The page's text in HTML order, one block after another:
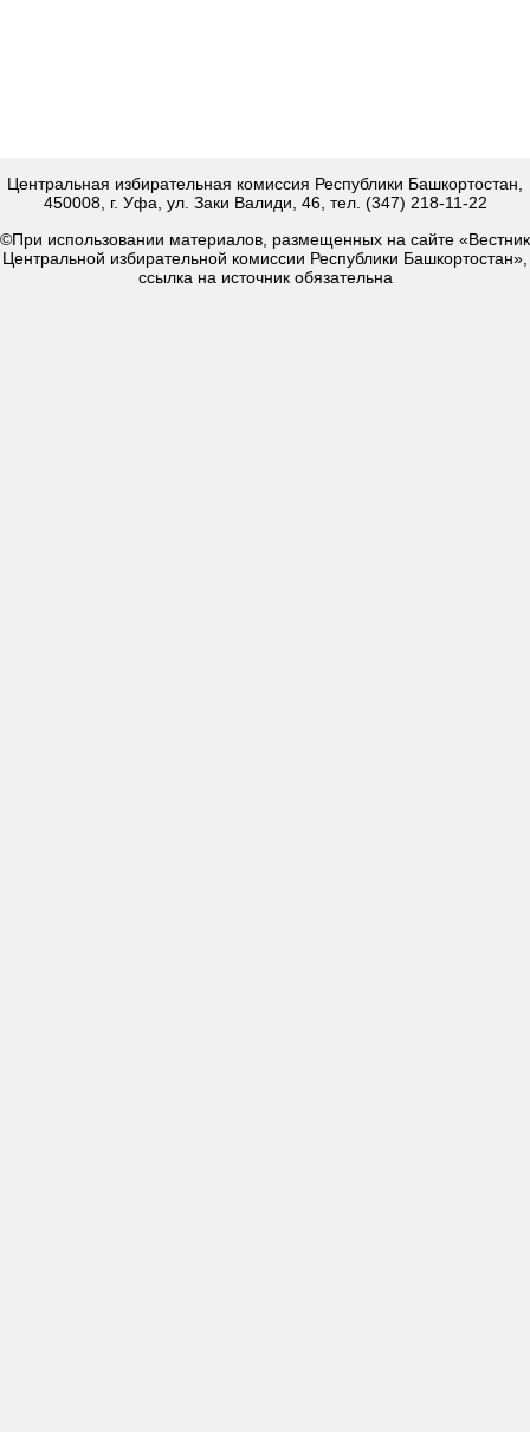
Центральная избирательная комиссия Республики Башкортостан,
450008, г. Уфа, ул. Заки Валиди, 46, тел. (347) 218-11-22
©При использовании материалов, размещенных на сайте «Вестник
Центральной избирательной комиссии Республики Башкортостан»,
ссылка на источник обязательна